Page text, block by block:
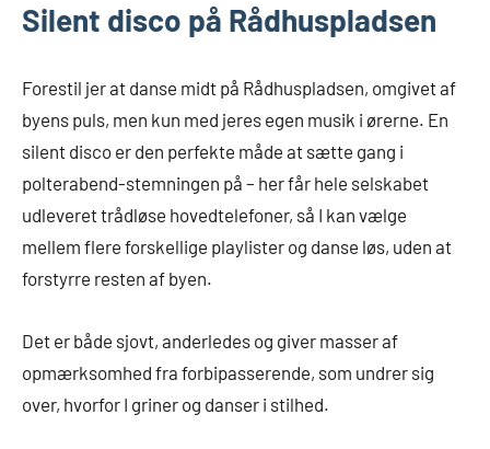
Silent disco på Rådhuspladsen
Forestil jer at danse midt på Rådhuspladsen, omgivet af
byens puls, men kun med jeres egen musik i ørerne. En
silent disco er den perfekte måde at sætte gang i
polterabend-stemningen på – her får hele selskabet
udleveret trådløse hovedtelefoner, så I kan vælge
mellem flere forskellige playlister og danse løs, uden at
forstyrre resten af byen.
Det er både sjovt, anderledes og giver masser af
opmærksomhed fra forbipasserende, som undrer sig
over, hvorfor I griner og danser i stilhed.